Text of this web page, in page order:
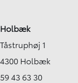
Holbæk
Tåstruphøj 1
4300 Holbæk
59 43 63 30